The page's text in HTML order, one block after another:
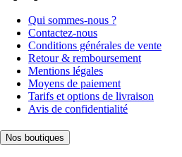
Qui sommes-nous ?
Contactez-nous
Conditions générales de vente
Retour & remboursement
Mentions légales
Moyens de paiement
Tarifs et options de livraison
Avis de confidentialité
Nos boutiques